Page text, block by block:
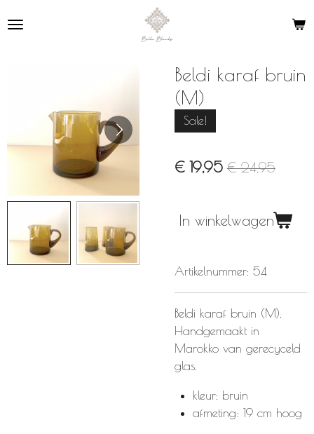
direct
Beldi karaf bruin
(M)
Sale!
€ 19,95 € 24,95
In winkelwagen
Artikelnummer: 54
Beldi karaf bruin (M).
Handgemaakt in
Marokko van gerecyceld
glas.
kleur: bruin
afmeting: 19 cm hoog